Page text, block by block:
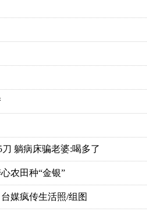
躺病床骗老婆:喝多了
农田种“金银”
媒疯传生活照/组图